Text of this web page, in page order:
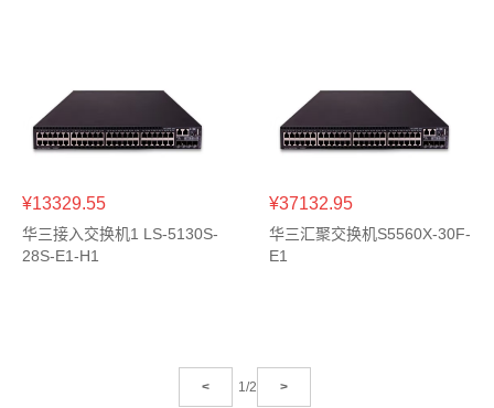
¥13329.55
华三接入交换机1 LS-5130S-
28S-E1-H1
¥37132.95
华三汇聚交换机S5560X-30F-
E1
< 1/2 >